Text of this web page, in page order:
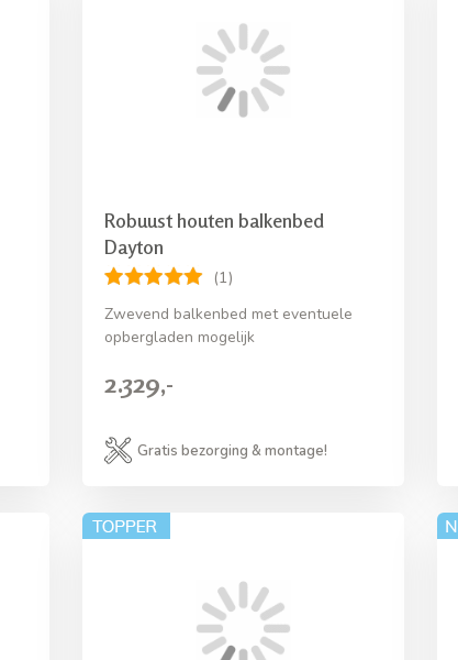
Robuust houten balkenbed
Dayton
(1)
Zwevend balkenbed met eventuele
opbergladen mogelijk
2.329,-
Gratis bezorging & montage!